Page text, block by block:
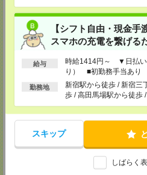
【シフト自由・現金
スマホの充電を繋げる
給与
時給1414円～ ▼日払い
り） ■初勤務手当あ
る
勤務地
新宿駅から徒歩 / 新宿三
歩 / 高田馬場駅から徒歩 /
スキップ
しばらく
神戸営業所
〒650-0044
兵庫県神戸市中央区東川崎町1丁目3番3
ル18階
TEL：0120-995-984
FAX：0120-709-785
広島営業所
〒730-0031
広島県広島市中区紙屋町2丁目1番地22
TEL：0120-709-707
FAX：0120-934-504